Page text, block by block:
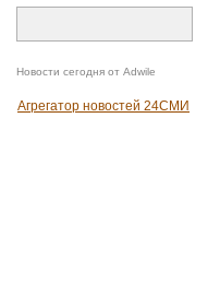
Новости сегодня от Adwile
Агрегатор новостей 24СМИ